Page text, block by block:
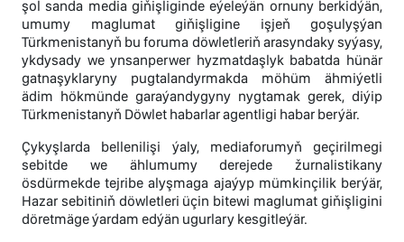
şol sanda media giňişliginde eýeleýän ornuny berkidýän,
umumy maglumat giňişligine işjeň goşulyşýan
Türkmenistanyň bu foruma döwletleriň arasyndaky syýasy,
ykdysady we ynsanperwer hyzmatdaşlyk babatda hünär
gatnaşyklaryny pugtalandyrmakda möhüm ähmiýetli
ädim hökmünde garaýandygyny nygtamak gerek, diýip
Türkmenistanyň Döwlet habarlar agentligi habar berýär.
Çykyşlarda bellenilişi ýaly, mediaforumyň geçirilmegi
sebitde we ählumumy derejede žurnalistikany
ösdürmekde tejribe alyşmaga ajaýyp mümkinçilik berýär,
Hazar sebitiniň döwletleri üçin bitewi maglumat giňişligini
döretmäge ýardam edýän ugurlary kesgitleýär.